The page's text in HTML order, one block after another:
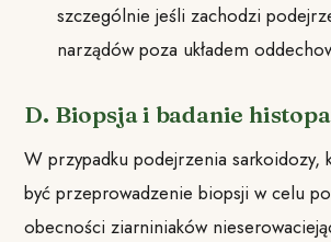
szczególnie jeśli zachodzi
narządów poza układem
D. Biopsja i badanie
W przypadku podejrzenia sarkoidozy,
być przeprowadzenie biopsji w celu
obecności ziarniniaków